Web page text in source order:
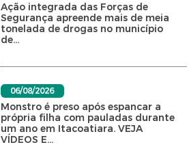
Ação integrada das Forças de
Segurança apreende mais de meia
tonelada de drogas no município
de...
06/08/2026
Monstro é preso após espancar a
própria filha com pauladas durante
um ano em Itacoatiara. VEJA
VÍDEOS E...